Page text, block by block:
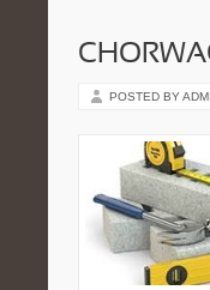
POSTED BY